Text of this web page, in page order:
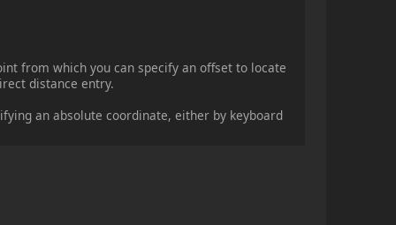
from which you can specify an offset to locate
distance entry.
an absolute coordinate, either by keyboard